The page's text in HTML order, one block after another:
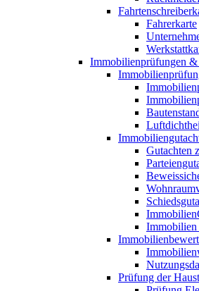
Fahrerkarte
Immobilienprüfungen &
Gutachten
Immobilien
Prüfung der